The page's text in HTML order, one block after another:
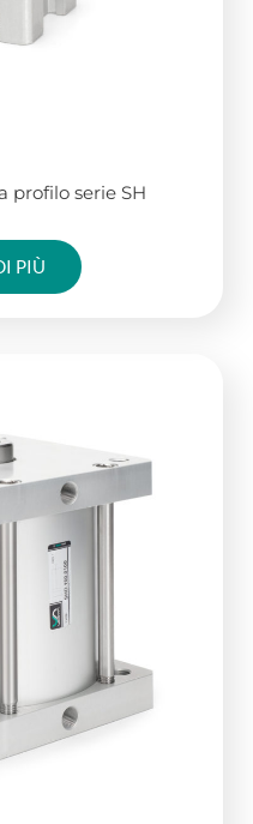
profilo serie SH
PIÙ